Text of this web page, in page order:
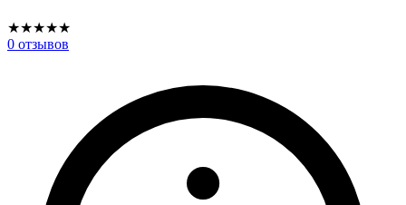
★★★★★
0 отзывов